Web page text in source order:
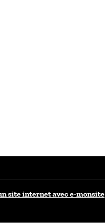
site internet avec e-monsite